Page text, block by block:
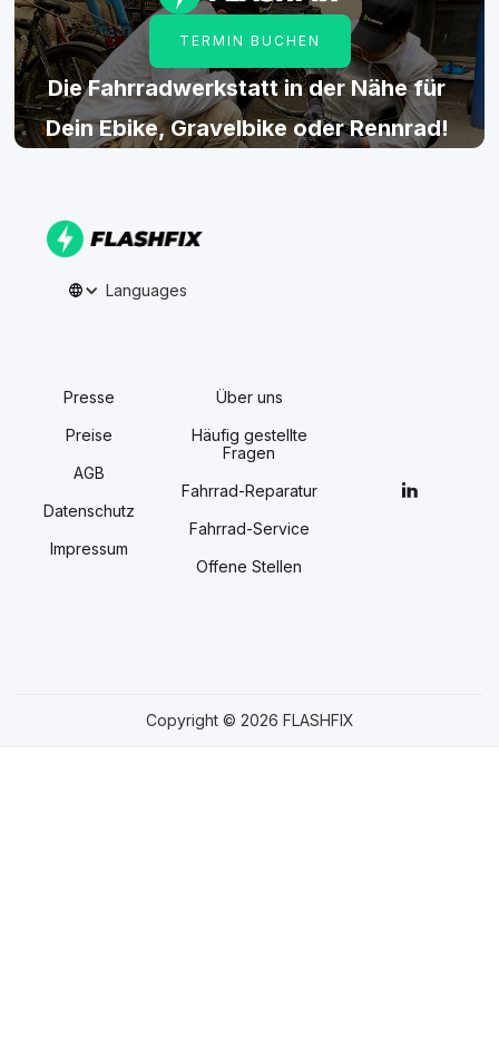
TERMIN BUCHEN
Die Fahrradwerkstatt in der Nähe für
Dein Ebike, Gravelbike oder Rennrad!
Languages
Presse
Preise
AGB
Datenschutz
Impressum
Über uns
Häufig gestellte
Fragen
Fahrrad-Reparatur
Fahrrad-Service
Offene Stellen
Copyright © 2026 FLASHFIX